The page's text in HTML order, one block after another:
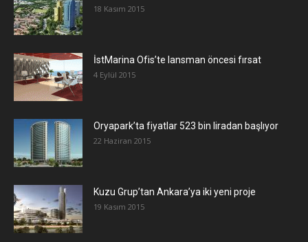
18 Kasım 2015
İstMarina Ofis’te lansman öncesi fırsat
4 Eylül 2015
Oryapark’ta fiyatlar 523 bin liradan başlıyor
22 Haziran 2015
​Kuzu Grup’tan Ankara’ya iki yeni proje
19 Kasım 2015